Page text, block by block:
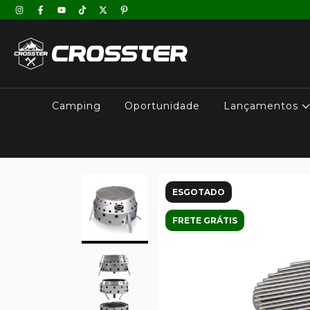
Camping Oportunidade Lançamentos
ESGOTADO
FRETE GRÁTIS